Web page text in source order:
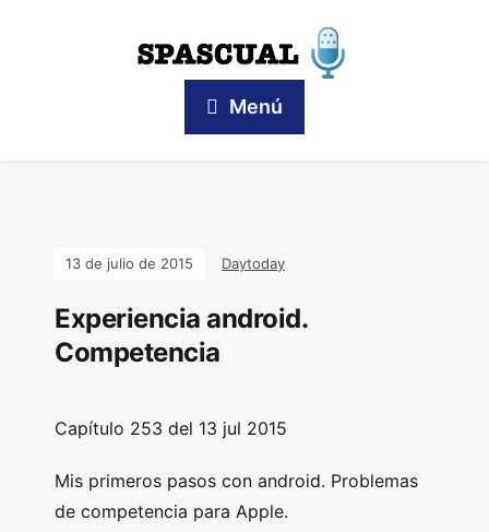
Menú
13 de julio de 2015 Daytoday
Experiencia android.
Competencia
Capítulo 253 del 13 jul 2015
Mis primeros pasos con android. Problemas
de competencia para Apple.